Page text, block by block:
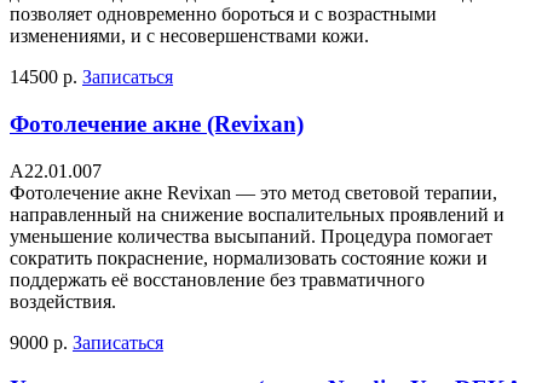
позволяет одновременно бороться и с возрастными
изменениями, и с несовершенствами кожи.
14500 р. Записаться
Фотолечение акне (Revixan)
А22.01.007
Фотолечение акне Revixan — это метод световой терапии,
направленный на снижение воспалительных проявлений и
уменьшение количества высыпаний. Процедура помогает
сократить покраснение, нормализовать состояние кожи и
поддержать её восстановление без травматичного
воздействия.
9000 р. Записаться